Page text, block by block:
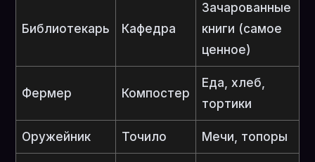
Библиотекарь Кафедра
Зачарованные
книги (самое
ценное)
Фермер Компостер
Еда, хлеб,
тортики
Оружейник Точило Мечи, топоры